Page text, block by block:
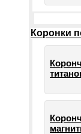
Коронки